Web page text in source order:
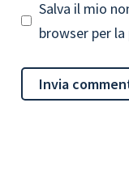
Salva il mio
browser per